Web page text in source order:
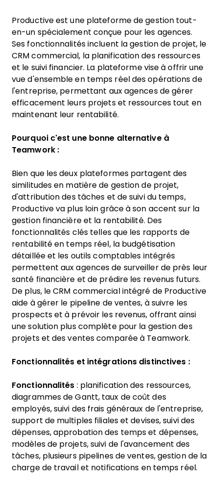
Productive est une plateforme de gestion tout-
en-un spécialement conçue pour les agences.
Ses fonctionnalités incluent la gestion de projet, le
CRM commercial, la planification des ressources
et le suivi financier. La plateforme vise à offrir une
vue d'ensemble en temps réel des opérations de
l'entreprise, permettant aux agences de gérer
efficacement leurs projets et ressources tout en
maintenant leur rentabilité.
Pourquoi c'est une bonne alternative à
Teamwork :
Bien que les deux plateformes partagent des
similitudes en matière de gestion de projet,
d'attribution des tâches et de suivi du temps,
Productive va plus loin grâce à son accent sur la
gestion financière et la rentabilité. Des
fonctionnalités clés telles que les rapports de
rentabilité en temps réel, la budgétisation
détaillée et les outils comptables intégrés
permettent aux agences de surveiller de près leur
santé financière et de prédire les revenus futurs.
De plus, le CRM commercial intégré de Productive
aide à gérer le pipeline de ventes, à suivre les
prospects et à prévoir les revenus, offrant ainsi
une solution plus complète pour la gestion des
projets et des ventes comparée à Teamwork.
Fonctionnalités et intégrations distinctives :
Fonctionnalités : planification des ressources,
diagrammes de Gantt, taux de coût des
employés, suivi des frais généraux de l'entreprise,
support de multiples filiales et devises, suivi des
dépenses, approbation des temps et dépenses,
modèles de projets, suivi de l'avancement des
tâches, plusieurs pipelines de ventes, gestion de la
charge de travail et notifications en temps réel.